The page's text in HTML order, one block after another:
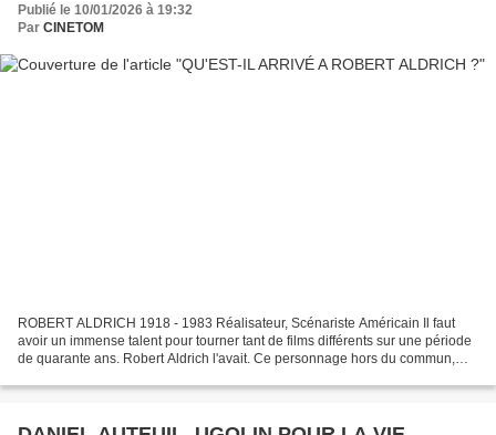
Publié le 10/01/2026 à 19:32
Par CINETOM
ROBERT ALDRICH 1918 - 1983 Réalisateur, Scénariste Américain Il faut
avoir un immense talent pour tourner tant de films différents sur une période
de quarante ans. Robert Aldrich l'avait. Ce personnage hors du commun,